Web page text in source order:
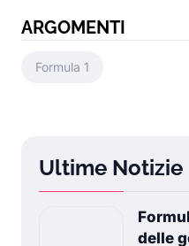
ARGOMENTI
Formula 1
Ultime Notizie
delle